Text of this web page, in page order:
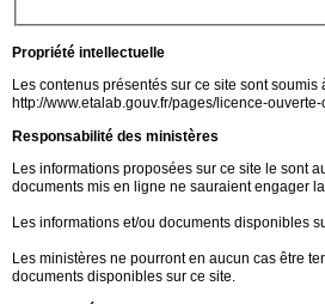
Propriété intellectuelle
Les contenus présentés sur ce site sont
http://www.etalab.gouv.fr/pages/licence-
Responsabilité des ministères
Les informations proposées sur ce site le sont
documents mis en ligne ne sauraient engager
Les informations et/ou documents disponibles
Les ministères ne pourront en aucun cas être
documents disponibles sur ce site.